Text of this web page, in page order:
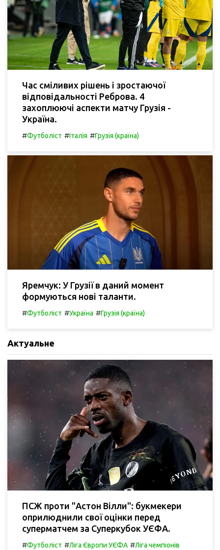
Час сміливих рішень і зростаючої
відповідальності Реброва. 4
захоплюючі аспекти матчу Грузія -
Україна.
#Футболіст #Італія #Грузія (країна)
Яремчук: У Грузії в даний момент
формуються нові таланти.
#Футболіст #Україна #Грузія (країна)
Актуальне
ПСЖ проти "Астон Вілли": букмекери
оприлюднили свої оцінки перед
суперматчем за Суперкубок УЄФА.
#Футболіст #Ліга Європи УЄФА #Ліга чемпіонів